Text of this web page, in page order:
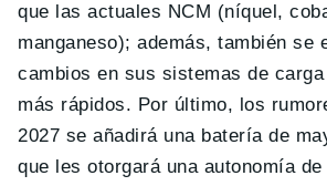
que las actuales NCM (níquel,
manganeso); además, también se
cambios en sus sistemas de
más rápidos. Por último, los
2027 se añadirá una batería de
que les otorgará una autonomía